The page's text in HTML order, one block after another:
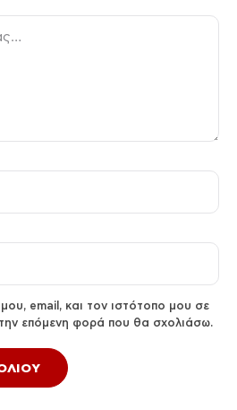
email, και τον ιστότοπο μου σε
επόμενη φορά που θα σχολιάσω.